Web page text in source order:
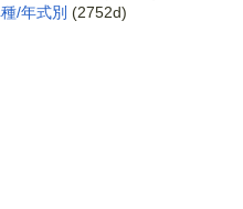
/年式別 (2752d)